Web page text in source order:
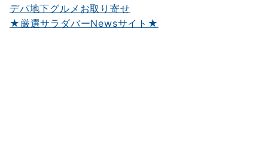
デパ地下グルメお取り寄せ
★厳選サラダバーNewsサイト★